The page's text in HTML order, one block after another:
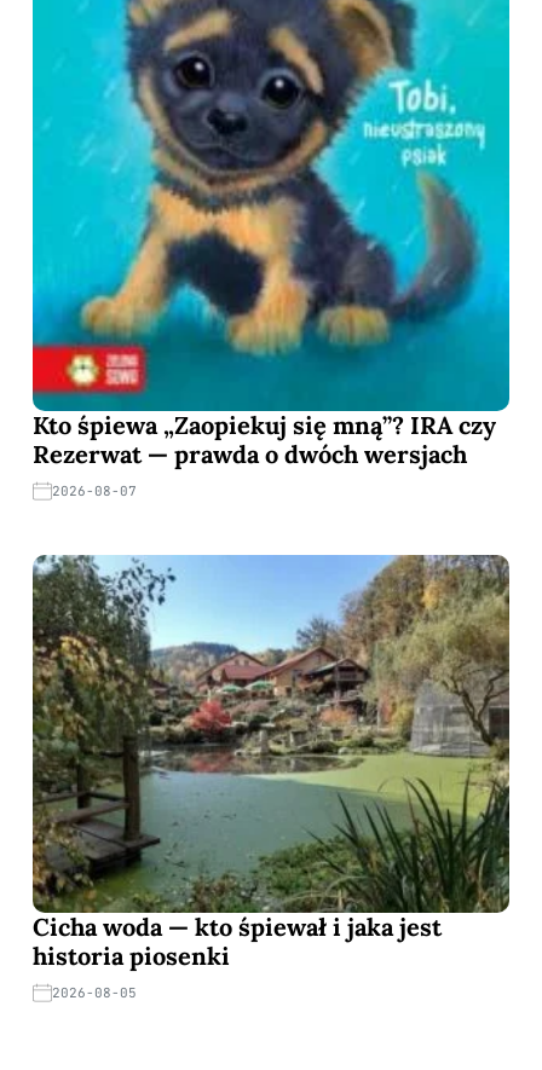
Kto śpiewa „Zaopiekuj się mną”? IRA czy
Rezerwat — prawda o dwóch wersjach
2026-08-07
Cicha woda — kto śpiewał i jaka jest
historia piosenki
2026-08-05